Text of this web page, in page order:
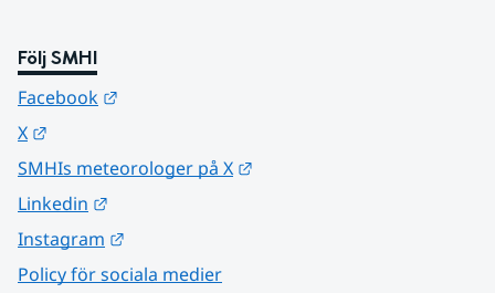
Följ SMHI
Facebook
X
SMHIs meteorologer på X
Linkedin
Instagram
Policy för sociala medier